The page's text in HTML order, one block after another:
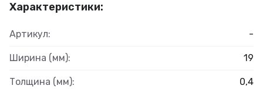
Характеристики:
Артикул: -
Ширина (мм): 19
Толщина (мм): 0,4